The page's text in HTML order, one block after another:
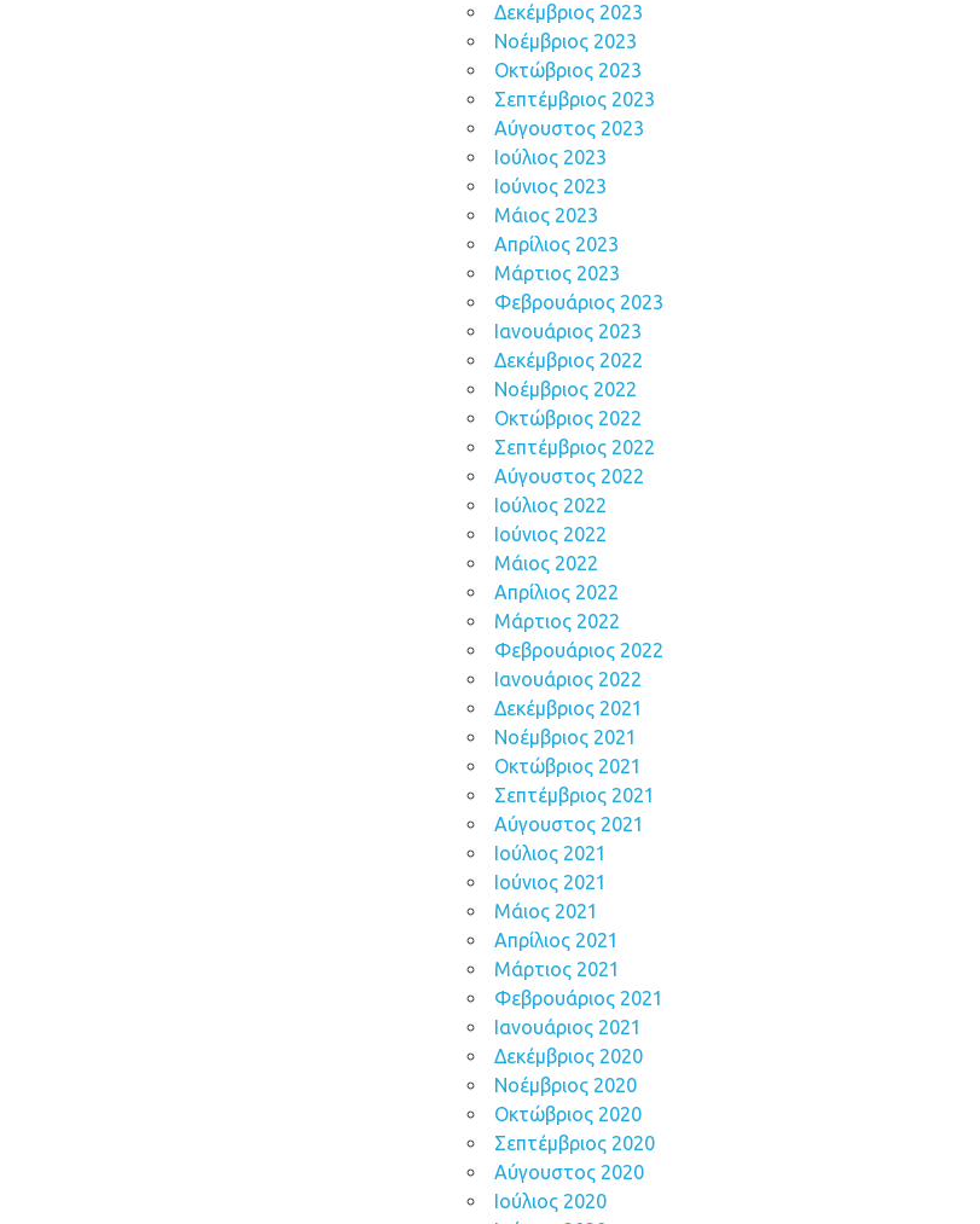
Δεκέμβριος 2023
Νοέμβριος 2023
Οκτώβριος 2023
Σεπτέμβριος 2023
Αύγουστος 2023
Ιούλιος 2023
Ιούνιος 2023
Μάιος 2023
Απρίλιος 2023
Μάρτιος 2023
Φεβρουάριος 2023
Ιανουάριος 2023
Δεκέμβριος 2022
Νοέμβριος 2022
Οκτώβριος 2022
Σεπτέμβριος 2022
Αύγουστος 2022
Ιούλιος 2022
Ιούνιος 2022
Μάιος 2022
Απρίλιος 2022
Μάρτιος 2022
Φεβρουάριος 2022
Ιανουάριος 2022
Δεκέμβριος 2021
Νοέμβριος 2021
Οκτώβριος 2021
Σεπτέμβριος 2021
Αύγουστος 2021
Ιούλιος 2021
Ιούνιος 2021
Μάιος 2021
Απρίλιος 2021
Μάρτιος 2021
Φεβρουάριος 2021
Ιανουάριος 2021
Δεκέμβριος 2020
Νοέμβριος 2020
Οκτώβριος 2020
Σεπτέμβριος 2020
Αύγουστος 2020
Ιούλιος 2020